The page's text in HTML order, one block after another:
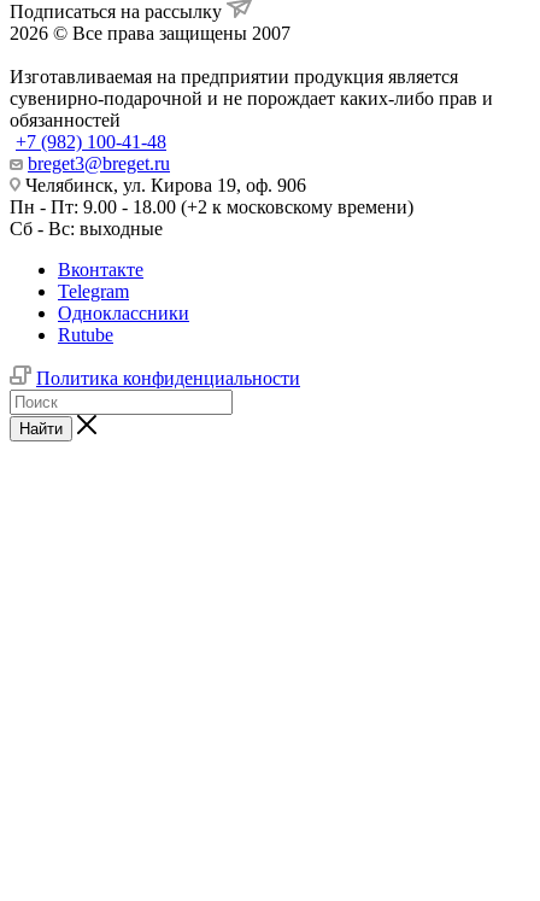
Подписаться на рассылку
2026 © Все права защищены 2007
Изготавливаемая на предприятии продукция является
сувенирно-подарочной и не порождает каких-либо прав и
обязанностей
+7 (982) 100-41-48
breget3@breget.ru
Челябинск, ул. Кирова 19, оф. 906
Пн - Пт: 9.00 - 18.00 (+2 к московскому времени)
Сб - Вс: выходные
Вконтакте
Telegram
Одноклассники
Rutube
Политика конфиденциальности
Найти